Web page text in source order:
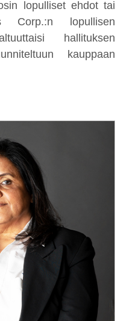
lopulliset ehdot tai
Corp.:n lopullisen
hallituksen
kauppaan